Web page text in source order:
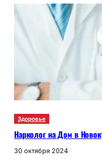
Здоровье
Нарколог на Дом в
30 октября 2024